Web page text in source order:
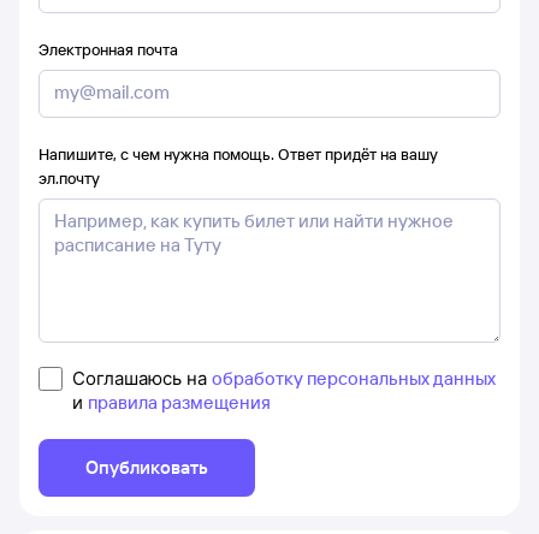
Электронная почта
Напишите, с чем нужна помощь. Ответ придёт на вашу
эл.почту
Соглашаюсь на обработку персональных данных
и правила размещения
Опубликовать